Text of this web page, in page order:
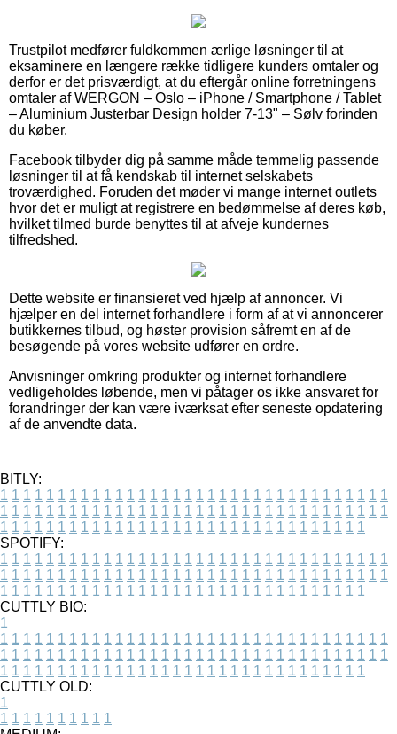
Trustpilot medfører fuldkommen ærlige løsninger til at
eksaminere en længere række tidligere kunders omtaler og
derfor er det prisværdigt, at du eftergår online forretningens
omtaler af WERGON – Oslo – iPhone / Smartphone / Tablet
– Aluminium Justerbar Design holder 7-13" – Sølv forinden
du køber.
Facebook tilbyder dig på samme måde temmelig passende
løsninger til at få kendskab til internet selskabets
troværdighed. Foruden det møder vi mange internet outlets
hvor det er muligt at registrere en bedømmelse af deres køb,
hvilket tilmed burde benyttes til at afveje kundernes
tilfredshed.
Dette website er finansieret ved hjælp af annoncer. Vi
hjælper en del internet forhandlere i form af at vi annoncerer
butikkernes tilbud, og høster provision såfremt en af de
besøgende på vores website udfører en ordre.
Anvisninger omkring produkter og internet forhandlere
vedligeholdes løbende, men vi påtager os ikke ansvaret for
forandringer der kan være iværksat efter seneste opdatering
af de anvendte data.
BITLY:
1 1 1 1 1 1 1 1 1 1 1 1 1 1 1 1 1 1 1 1 1 1 1 1 1 1 1 1 1 1 1 1 1 1
1 1 1 1 1 1 1 1 1 1 1 1 1 1 1 1 1 1 1 1 1 1 1 1 1 1 1 1 1 1 1 1 1 1
1 1 1 1 1 1 1 1 1 1 1 1 1 1 1 1 1 1 1 1 1 1 1 1 1 1 1 1 1 1 1 1
SPOTIFY:
1 1 1 1 1 1 1 1 1 1 1 1 1 1 1 1 1 1 1 1 1 1 1 1 1 1 1 1 1 1 1 1 1 1
1 1 1 1 1 1 1 1 1 1 1 1 1 1 1 1 1 1 1 1 1 1 1 1 1 1 1 1 1 1 1 1 1 1
1 1 1 1 1 1 1 1 1 1 1 1 1 1 1 1 1 1 1 1 1 1 1 1 1 1 1 1 1 1 1 1
CUTTLY BIO:
1
1 1 1 1 1 1 1 1 1 1 1 1 1 1 1 1 1 1 1 1 1 1 1 1 1 1 1 1 1 1 1 1 1 1
1 1 1 1 1 1 1 1 1 1 1 1 1 1 1 1 1 1 1 1 1 1 1 1 1 1 1 1 1 1 1 1 1 1
1 1 1 1 1 1 1 1 1 1 1 1 1 1 1 1 1 1 1 1 1 1 1 1 1 1 1 1 1 1 1 1
CUTTLY OLD:
1
1 1 1 1 1 1 1 1 1 1